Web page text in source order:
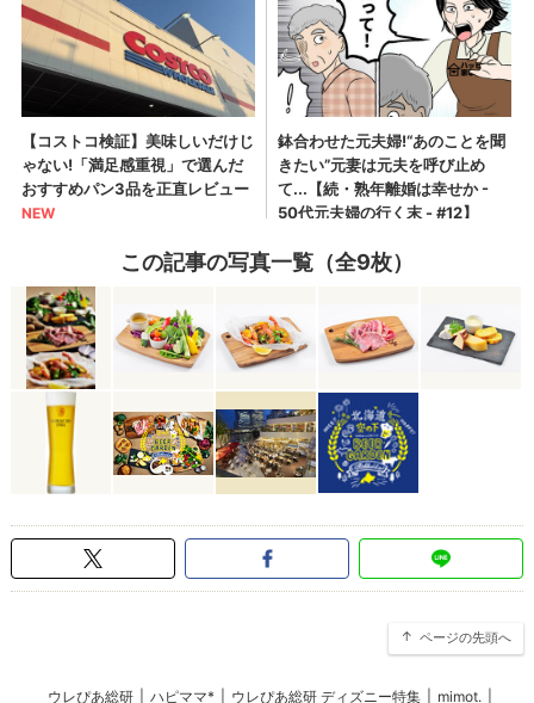
この記事の写真一覧（全9枚）
ページの先頭へ
ウレぴあ総研 ハピママ* ウレぴあ総研 ディズニー特集 mimot.